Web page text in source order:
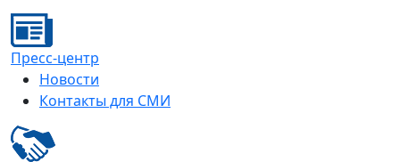
Пресс-центр
Новости
Контакты для СМИ